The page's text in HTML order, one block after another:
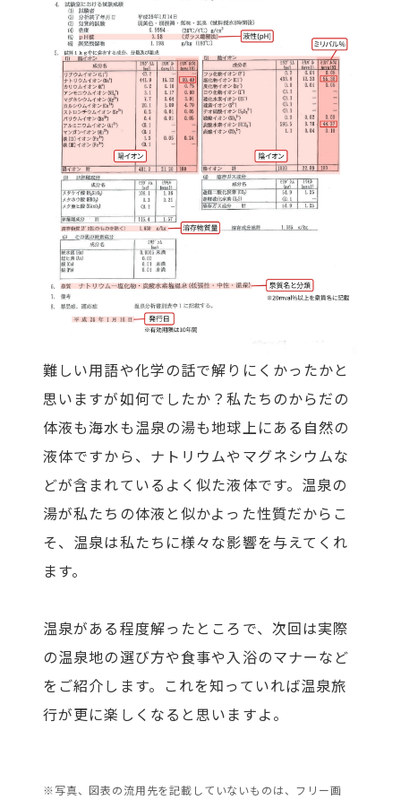
難しい用語や化学の話で解りにくかったかと
思いますが如何でしたか？私たちのからだの
体液も海水も温泉の湯も地球上にある自然の
液体ですから、ナトリウムやマグネシウムな
どが含まれているよく似た液体です。温泉の
湯が私たちの体液と似かよった性質だからこ
そ、温泉は私たちに様々な影響を与えてくれ
ます。
温泉がある程度解ったところで、次回は実際
の温泉地の選び方や食事や入浴のマナーなど
をご紹介します。これを知っていれば温泉旅
行が更に楽しくなると思いますよ。
※写真、図表の流用先を記載していないものは、フリー画